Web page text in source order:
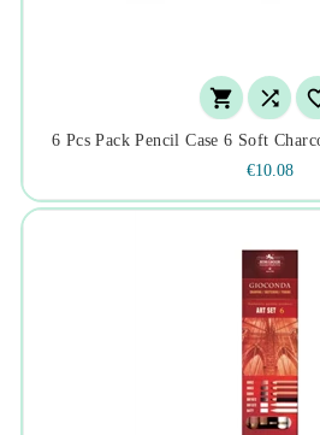
 
6 Pcs Pack Pencil Case 6 Soft
€10.08